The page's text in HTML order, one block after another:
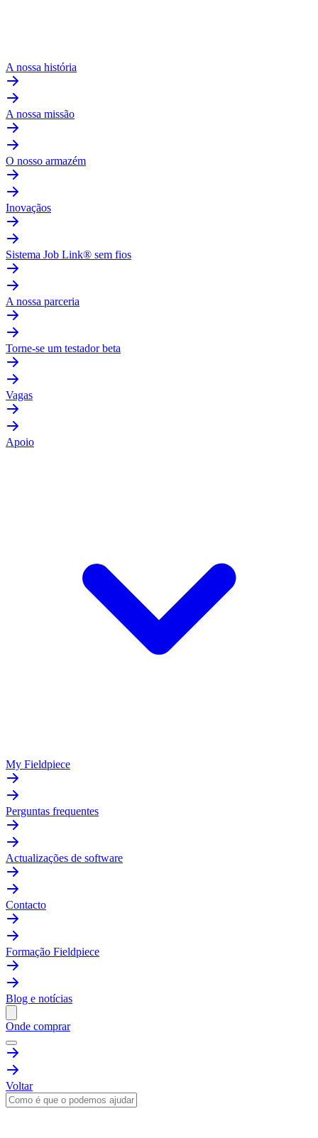
A nossa história
A nossa missão
O nosso armazém
Inovaçãos
Sistema Job Link® sem fios
A nossa parceria
Torne-se um testador beta
Vagas
Apoio
My Fieldpiece
Perguntas frequentes
Actualizações de software
Contacto
Formação Fieldpiece
Blog e notícias
Onde comprar
Voltar